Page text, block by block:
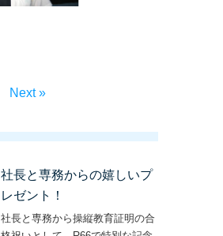
Next »
社長と専務からの嬉しいプ
レゼント！
社長と専務から操縦教育証明の合